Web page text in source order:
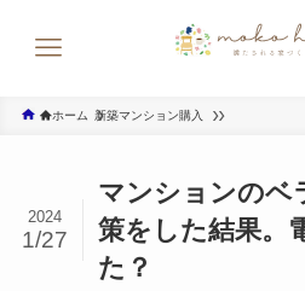
ホーム 新築マンション購入
マンションのベ
策をした結果。
た？
2024
1/27